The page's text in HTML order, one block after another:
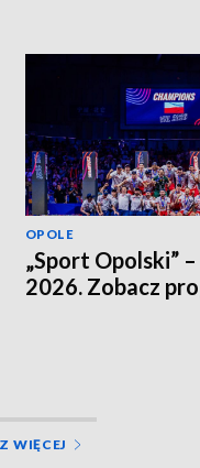
OPOLE
„Sport Opolski”
2026. Zobacz
WIĘCEJ